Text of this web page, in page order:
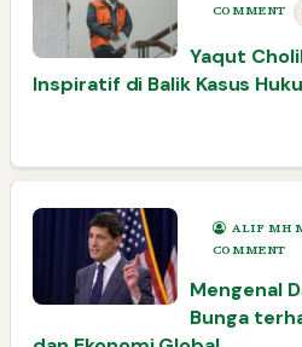
COMMENT
Yaqut
Inspiratif di Balik Kasus
ALIF MH
COMMENT
Mengenal
Bunga